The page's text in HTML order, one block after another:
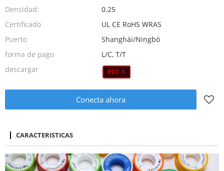
Densidad:
0.25
Certificado
UL CE RoHS WRAS
Puerto
Shanghái/Ningbó
forma de pago
L/C, T/T
descargar
Conecta ahora
CARACTERISTICAS